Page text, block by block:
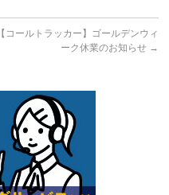
【コールトラッカー】ゴールデンウィ
ーク休業のお知らせ →